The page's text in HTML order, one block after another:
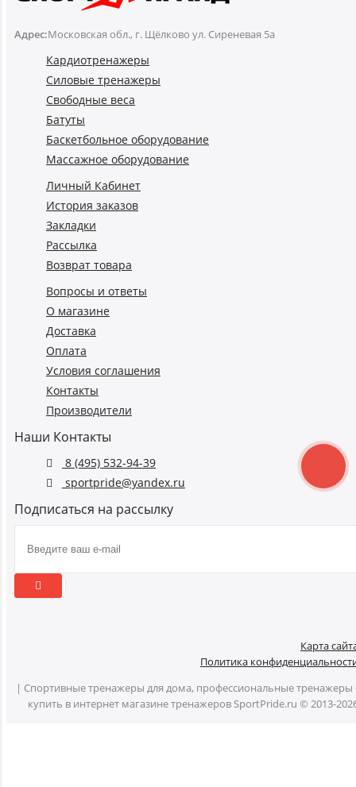
Адрес:Московская обл., г. Щёлково ул. Сиреневая 5а
Кардиотренажеры
Силовые тренажеры
Свободные веса
Батуты
Баскетбольное оборудование
Массажное оборудование
Личный Кабинет
История заказов
Закладки
Рассылка
Возврат товара
Вопросы и ответы
О магазине
Доставка
Оплата
Условия соглашения
Контакты
Производители
Наши Контакты
8 (495) 532-94-39
sportpride@yandex.ru
Подписаться на рассылку
Карта
Политика
| Спортивные тренажеры для дома, профессиональные тренажеры
купить в интернет магазине тренажеров SportPride.ru © 2013-